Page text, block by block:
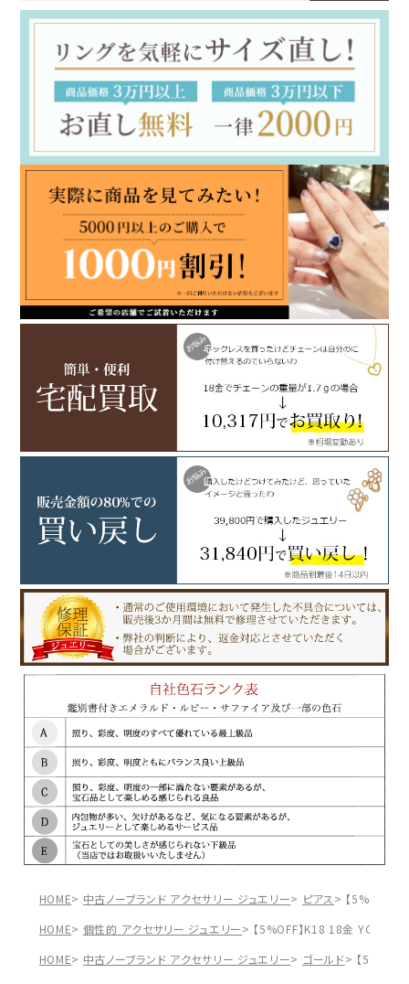
HOME 中古ノーブランド アクセサリー ジュエリー ピアス
【5%OFF
HOME
個性的 アクセサリー ジュエリー
【5%OFF】K18 18金 YG イ
HOME
中古ノーブランド アクセサリー ジュエリー ゴールド 【